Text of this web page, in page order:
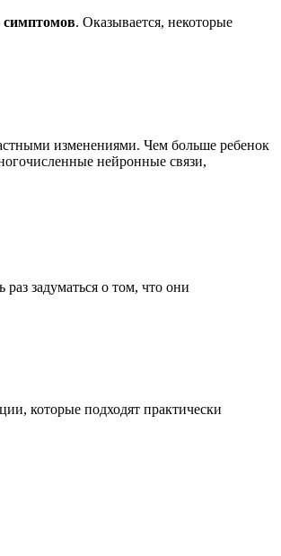
симптомов. Оказывается, некоторые
изменениями. Чем больше ребенок
нейронные связи,
задуматься о том, что они
которые подходят практически